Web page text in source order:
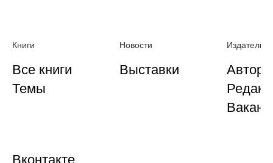
Книги
Все книги
Темы
Новости
Выставки
Вконтакте